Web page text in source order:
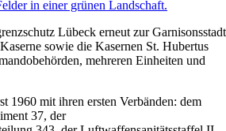
Lübeck erneut zur Garnisonsstadt
sowie die Kasernen St. Hubertus
mehreren Einheiten und
1960 mit ihren ersten Verbänden: dem
37, der